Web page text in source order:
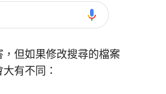
但如果修改搜尋的檔案
有不同：